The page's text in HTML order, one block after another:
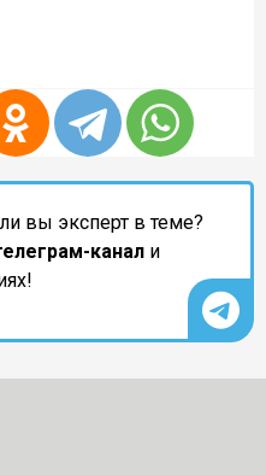
вы эксперт в теме?
канал и